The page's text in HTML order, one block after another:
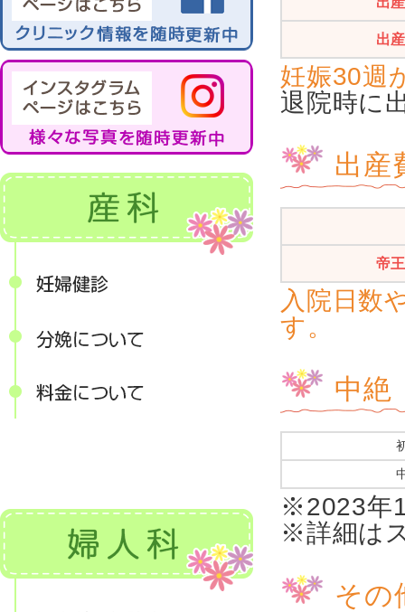
出
妊娠30週
退院時に
出産
帝
入院日数
す。
中絶
※2023年
※詳細は
その